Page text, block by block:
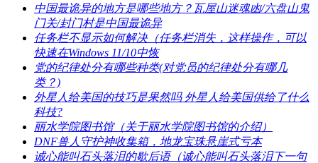
​中国最诡异的地方是哪些地方？瓦屋山迷魂凼/六盘山鬼
门关/封门村是中国最诡异
​任务栏不显示如何解决（任务栏消失，这样操作，可以
快速在Windows 11/10中恢
​党的纪律处分有哪些种类(对党员的纪律处分有哪几
类？)
​外星人给美国的技巧是果然吗 外星人给美国供给了什么
科技?
​丽水学院图书馆（关于丽水学院图书馆的介绍）
​DNF兽人守护神收集箱，地龙宝珠悬崖式亏本
​诚心能叫石头落泪的歇后语（诚心能叫石头落泪下一句